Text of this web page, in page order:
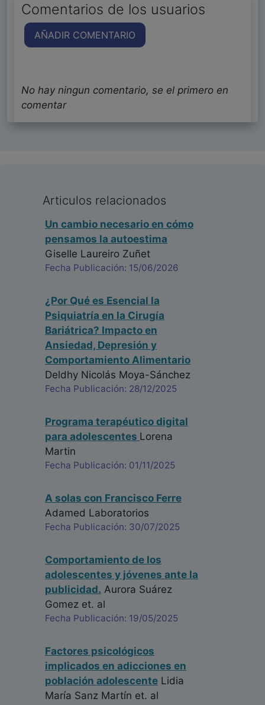
Comentarios de los usuarios
AÑADIR COMENTARIO
No hay ningun comentario, se el primero en
comentar
Articulos relacionados
Un cambio necesario en cómo
pensamos la autoestima
Giselle Laureiro Zuñet
Fecha Publicación: 15/06/2026
¿Por Qué es Esencial la
Psiquiatría en la Cirugía
Bariátrica? Impacto en
Ansiedad, Depresión y
Comportamiento Alimentario
Deldhy Nicolás Moya-Sánchez
Fecha Publicación: 28/12/2025
Programa terapéutico digital
para adolescentes Lorena
Martin
Fecha Publicación: 01/11/2025
A solas con Francisco Ferre
Adamed Laboratorios
Fecha Publicación: 30/07/2025
Comportamiento de los
adolescentes y jóvenes ante la
publicidad. Aurora Suárez
Gomez et. al
Fecha Publicación: 19/05/2025
Factores psicológicos
implicados en adicciones en
población adolescente Lidia
María Sanz Martín et. al